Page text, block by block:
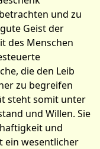
und zu
Geist der
des Menschen
die den Leib
zu begreifen
steht somit unter
und Willen. Sie
und
ein wesentlicher